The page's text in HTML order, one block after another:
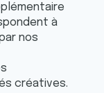
à
nos
créatives.